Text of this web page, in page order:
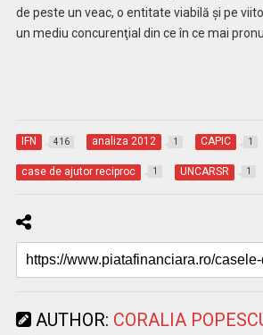
de peste un veac, o entitate viabilă şi pe
un mediu concurenţial din ce în ce mai
IFN 416 analiza 2012 1 CAPIC 1
case de ajutor reciproc 1 UNCARSR 1
AUTHOR: CORALIA